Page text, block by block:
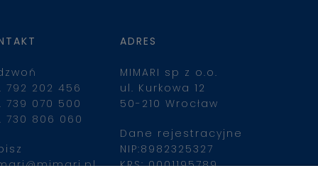
792 202 456
739 070 500
730 806 060
ADRES
MIMARI sp z o.o.
ul. Kurkowa 12
50-210 Wrocław
Dane rejestracyjne
NIP:8982325327
KRS: 0001195789